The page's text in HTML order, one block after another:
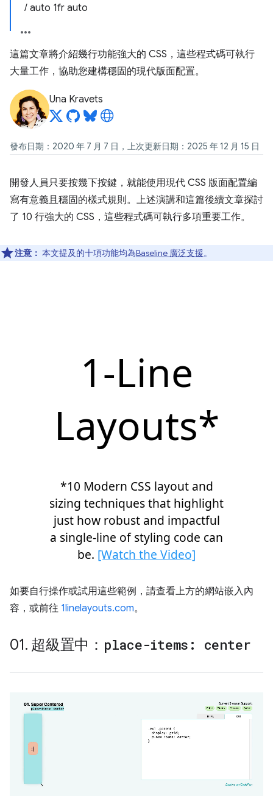
/ auto 1fr auto
這篇文章將介紹幾行功能強大的 CSS，這些程式碼可執行
大量工作，協助您建構穩固的現代版面配置。
Una Kravets
發布日期：2020 年 7 月 7 日，上次更新日期：2025 年 12 月 15 日
開發人員只要按幾下按鍵，就能使用現代 CSS 版面配置編
寫有意義且穩固的樣式規則。上述演講和這篇後續文章探討
了 10 行強大的 CSS，這些程式碼可執行多項重要工作。
注意： 本文提及的十項功能均為Baseline 廣泛支援。
如要自行操作或試用這些範例，請查看上方的網站嵌入內
容，或前往 1linelayouts.com。
01. 超級置中： place-items: center